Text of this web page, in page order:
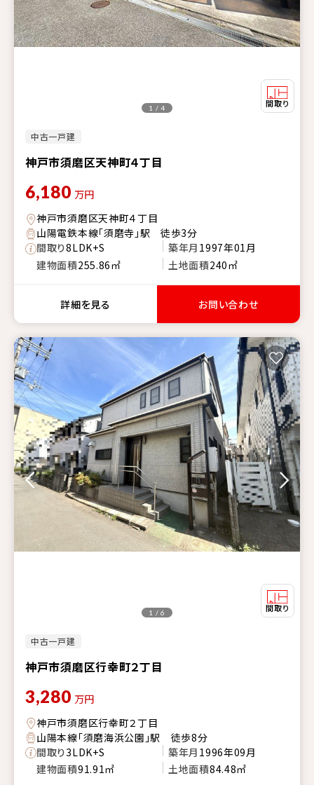
中古一戸建
神戸市須磨区天神町４丁目
1 / 4
6,180 万円
神戸市須磨区天神町４丁目
山陽電鉄本線「須磨寺」駅 徒歩3分
間取り8LDK+S 築年月 1997年01月
建物面積255.86㎡ 土地面積240㎡
詳細を見る お問い合わせ
中古一戸建
神戸市須磨区行幸町２丁目
1 / 6
3,280 万円
神戸市須磨区行幸町２丁目
山陽本線「須磨海浜公園」駅 徒歩8分
間取り3LDK+S 築年月 1996年09月
建物面積91.91㎡ 土地面積84.48㎡